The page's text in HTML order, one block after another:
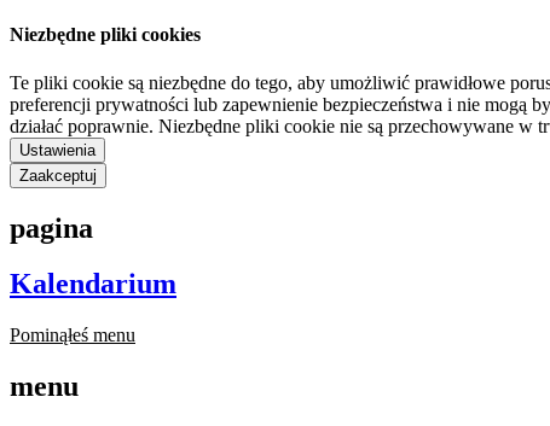
Niezbędne pliki cookies
Te pliki cookie są niezbędne do tego, aby umożliwić prawidłowe
preferencji prywatności lub zapewnienie bezpieczeństwa i nie mogą
działać poprawnie. Niezbędne pliki cookie nie są przechowywane w
Ustawienia
Zaakceptuj
pagina
Kalendarium
Pominąłeś menu
menu